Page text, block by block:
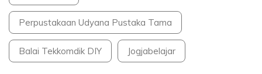
Perpustakaan Udyana Pustaka Tama
Balai Tekkomdik DIY Jogjabelajar